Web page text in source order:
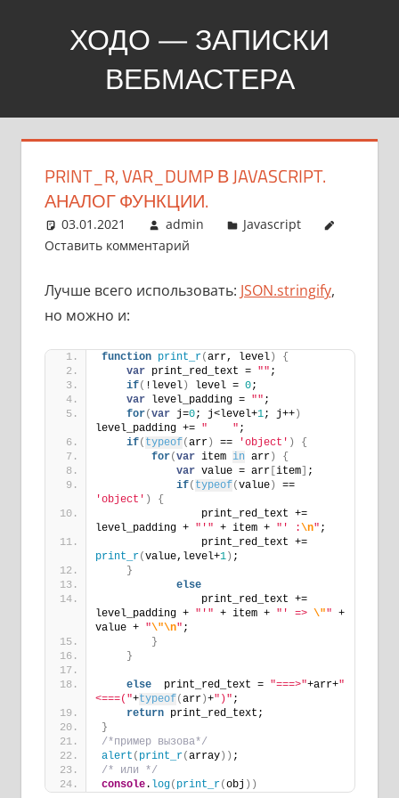
ХОДО — ЗАПИСКИ
ВЕБМАСТЕРА
Создание,
продвижение,
сайтов
PRINT_R, VAR_DUMP В JAVASCRIPT.
АНАЛОГ ФУНКЦИИ.
03.01.2021 admin
Javascript
Оставить комментарий
Лучше всего использовать: JSON.stringify,
но можно и:
function print_r(arr, level)
{
var print_red_text = "" ;
if( !level) level = 0;
var level_padding = "" ;
for(var j=0; j<level+1; j++)
level_padding += "    " ;
if( typeof(arr) == 'object' )
{
for(var item in arr)
{
var value = arr[ item]
;
if( typeof(value)
==
'object' )
{
                print_red_text +=
level_padding + "'" + item + "' : \n" ;
                print_red_text +=
print_r(value,level+1) ;
}
else
                print_red_text +=
level_padding + "'" + item + "' => \"" +
value + "\"\n" ;
}
}
else
  print_red_text =
"===>"+arr+"
<===("+typeof(arr)+")" ;
return print_red_text;
}
/*пример вызова*/
alert ( print_r(array) ) ;
/* или */
console. log( print_r(obj ) )